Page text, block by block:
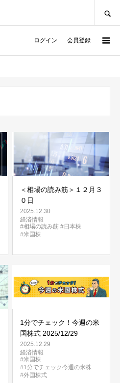
ログイン 会員登録
＜相場の読み筋＞１２月３
０日
2025.12.30
経済情報
#相場の読み筋 #日本株
#米国株
1分でチェック！今週の米
国株式 2025/12/29
2025.12.29
経済情報
#米国株
#1分でチェック今週の米株
#外国株式